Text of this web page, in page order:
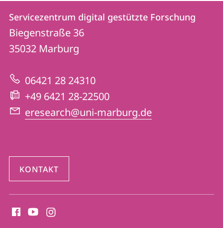
Kontakt
und
Informationen
zur
Website
Kontaktinformationen
Servicezentrum
digital
Forschung
Servicezentrum digital gestützte Forschung
Biegenstraße 36
35032 Marburg
06421 28 24310
+49 6421 28-22500
eresearch@uni-marburg.de
KONTAKT
Media